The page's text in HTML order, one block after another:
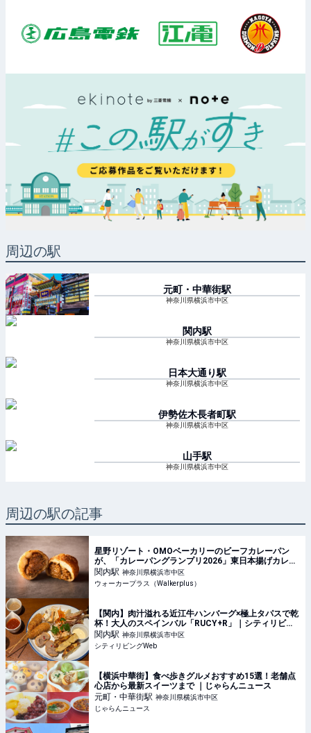
周辺の駅
元町・中華街駅
神奈川県横浜市中区
関内駅
神奈川県横浜市中区
日本大通り駅
神奈川県横浜市中区
伊勢佐木長者町駅
神奈川県横浜市中区
山手駅
神奈川県横浜市中区
周辺の駅の記事
星野リゾート・OMOベーカリーのビーフカレーパン
が、「カレーパングランプリ2026」東日本揚げカレー
パン部門で金賞を受賞！｜ウォーカープラス
関内駅 神奈川県横浜市中区
ウォーカープラス（Walkerplus）
【関内】肉汁溢れる近江牛ハンバーグ×極上タパスで乾
杯！大人のスペインバル「RUCY+R」｜シティリビン
グWeb
関内駅 神奈川県横浜市中区
シティリビングWeb
【横浜中華街】食べ歩きグルメおすすめ15選！老舗点
心店から最新スイーツまで ｜じゃらんニュース
元町・中華街駅 神奈川県横浜市中区
じゃらんニュース